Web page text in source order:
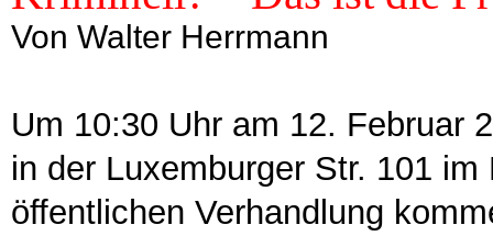
Von Walter Herrmann
Um 10:30 Uhr am 12. Februar
in der Luxemburger Str. 101
öffentlichen Verhandlung